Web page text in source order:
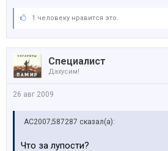
ее на место вернуть - без какого-
Чегой-то меня в Латбему эту
1 человеку нравится это.
Специалист
Дахусим!
26 авг 2009
AC2007;587287 сказал(а):
Что за лупости?